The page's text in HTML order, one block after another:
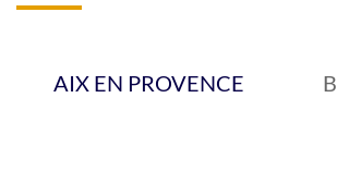
AIX EN PROVENCE